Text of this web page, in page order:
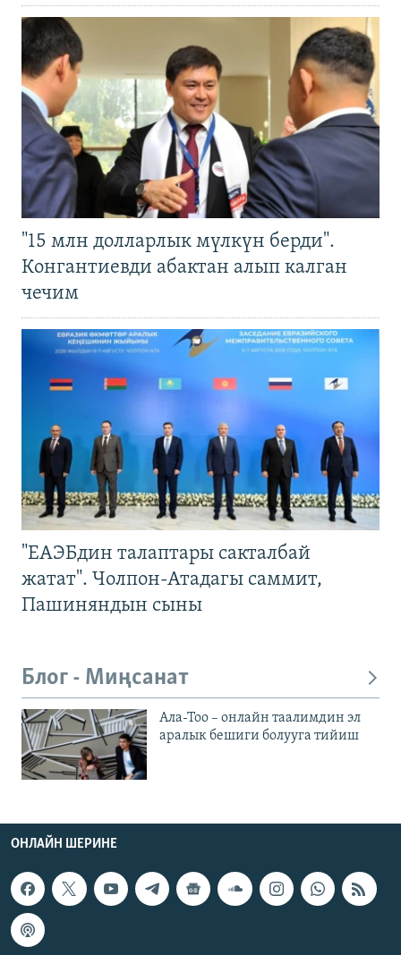
"15 млн долларлык мүлкүн берди".
Конгантиевди абактан алып калган
чечим
"ЕАЭБдин талаптары сакталбай
жатат". Чолпон-Атадагы саммит,
Пашиняндын сыны
Блог - Миңсанат
Ала-Тоо – онлайн таалимдин эл
аралык бешиги болууга тийиш
ОНЛАЙН ШЕРИНЕ